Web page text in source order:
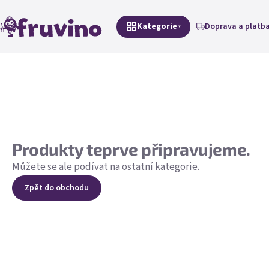
Kategorie Doprava a platba
Produkty teprve připravujeme.
Můžete se ale podívat na ostatní kategorie.
Zpět do obchodu